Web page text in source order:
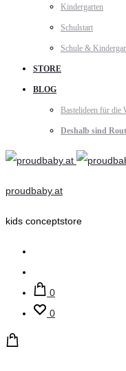
Kindergarten
Schulstart
Schule &
STORE
BLOG
Bastelideen für die
Deshalb sind
proudbaby.at
kids conceptstore
0
0